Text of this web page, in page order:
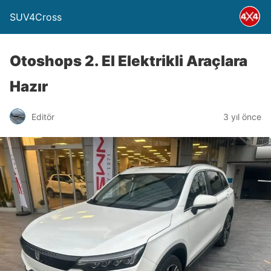
SUV4Cross
Otoshops 2. El Elektrikli Araçlara
Hazır
Editör 3 yıl önce